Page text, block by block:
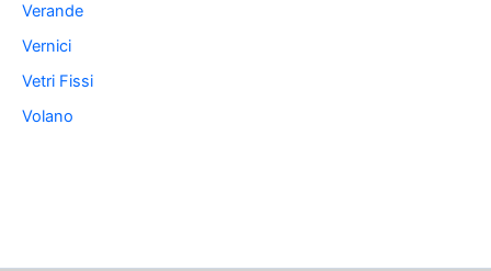
Verande
Vernici
Vetri Fissi
Volano